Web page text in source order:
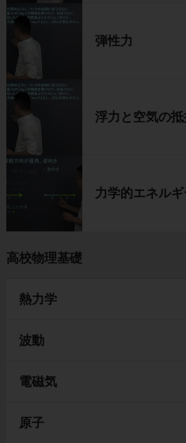
弾性力
浮力と空気の抵
力学的エネル
高校物理基礎
熱力学
波動
電磁気
原子